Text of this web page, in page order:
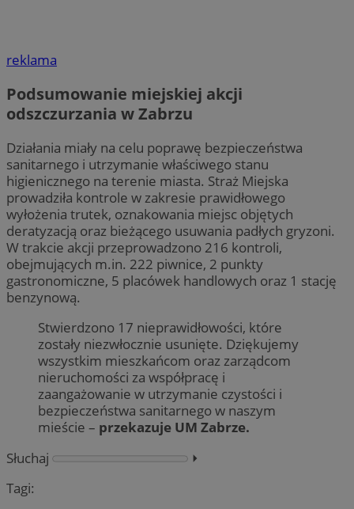
reklama
Podsumowanie miejskiej akcji
odszczurzania w Zabrzu
Działania miały na celu poprawę bezpieczeństwa
sanitarnego i utrzymanie właściwego stanu
higienicznego na terenie miasta. Straż Miejska
prowadziła kontrole w zakresie prawidłowego
wyłożenia trutek, oznakowania miejsc objętych
deratyzacją oraz bieżącego usuwania padłych gryzoni.
W trakcie akcji przeprowadzono 216 kontroli,
obejmujących m.in. 222 piwnice, 2 punkty
gastronomiczne, 5 placówek handlowych oraz 1 stację
benzynową.
Stwierdzono 17 nieprawidłowości, które
zostały niezwłocznie usunięte. Dziękujemy
wszystkim mieszkańcom oraz zarządcom
nieruchomości za współpracę i
zaangażowanie w utrzymanie czystości i
bezpieczeństwa sanitarnego w naszym
mieście – przekazuje UM Zabrze.
Słuchaj
⏵︎
Tagi: